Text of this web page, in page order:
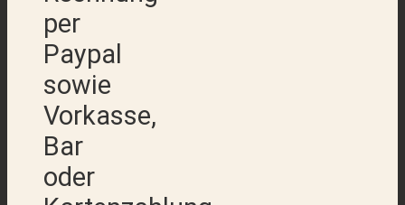
per
Paypal
sowie
Vorkasse,
Bar
oder